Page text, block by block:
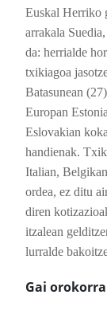
Euskal Herriko
arrakala
da: herrialde
txikiagoa
Batasunean
Europan
Eslovakian
handienak.
Italian,
ordea, ez ditu
diren
itzalean
lurralde
Gai orokorra